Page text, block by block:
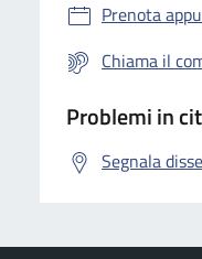
Prenota
Chiama il
Problemi in
Segnala